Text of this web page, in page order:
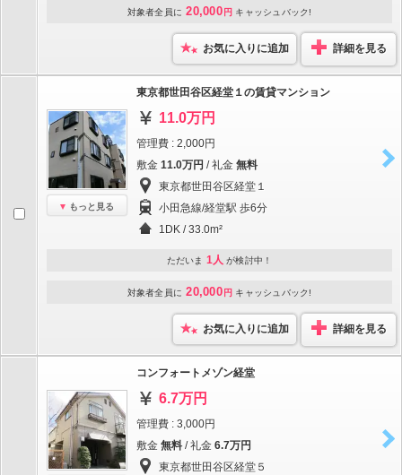
対象者全員に 20,000 円 キャッシュバック!
お気に入りに追加 詳細を見る
もっと見る
東京都世田谷区経堂１の賃貸マンション
11.0万円
管理費 : 2,000円
敷金 11.0万円 / 礼金 無料
東京都世田谷区経堂１
小田急線/経堂駅 歩6分
1DK / 33.0m²
ただいま 1人 が検討中！
対象者全員に 20,000 円 キャッシュバック!
お気に入りに追加 詳細を見る
コンフォートメゾン経堂
6.7万円
管理費 : 3,000円
敷金 無料 / 礼金 6.7万円
東京都世田谷区経堂５